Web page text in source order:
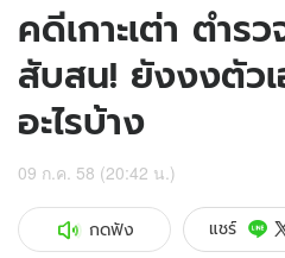
คดีเกาะเต่า ตำร
สับสน! ยังงงตัว
อะไรบ้าง
09 ก.ค. 58 (20:42 น.)
กดฟัง แชร์